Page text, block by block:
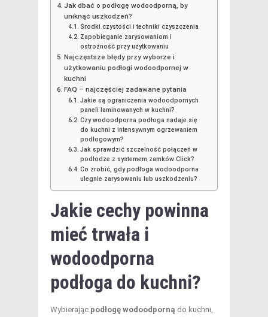
Jak dbać o podłogę wodoodporną, by
uniknąć uszkodzeń?
Środki czystości i techniki czyszczenia
Zapobieganie zarysowaniom i
ostrożność przy użytkowaniu
Najczęstsze błędy przy wyborze i
użytkowaniu podłogi wodoodpornej w
kuchni
FAQ – najczęściej zadawane pytania
Jakie są ograniczenia wodoodpornych
paneli laminowanych w kuchni?
Czy wodoodporna podłoga nadaje się
do kuchni z intensywnym ogrzewaniem
podłogowym?
Jak sprawdzić szczelność połączeń w
podłodze z systemem zamków Click?
Co zrobić, gdy podłoga wodoodporna
ulegnie zarysowaniu lub uszkodzeniu?
Jakie cechy powinna
mieć trwała i
wodoodporna
podłoga do kuchni?
Wybierając podłogę wodoodporną do kuchni,